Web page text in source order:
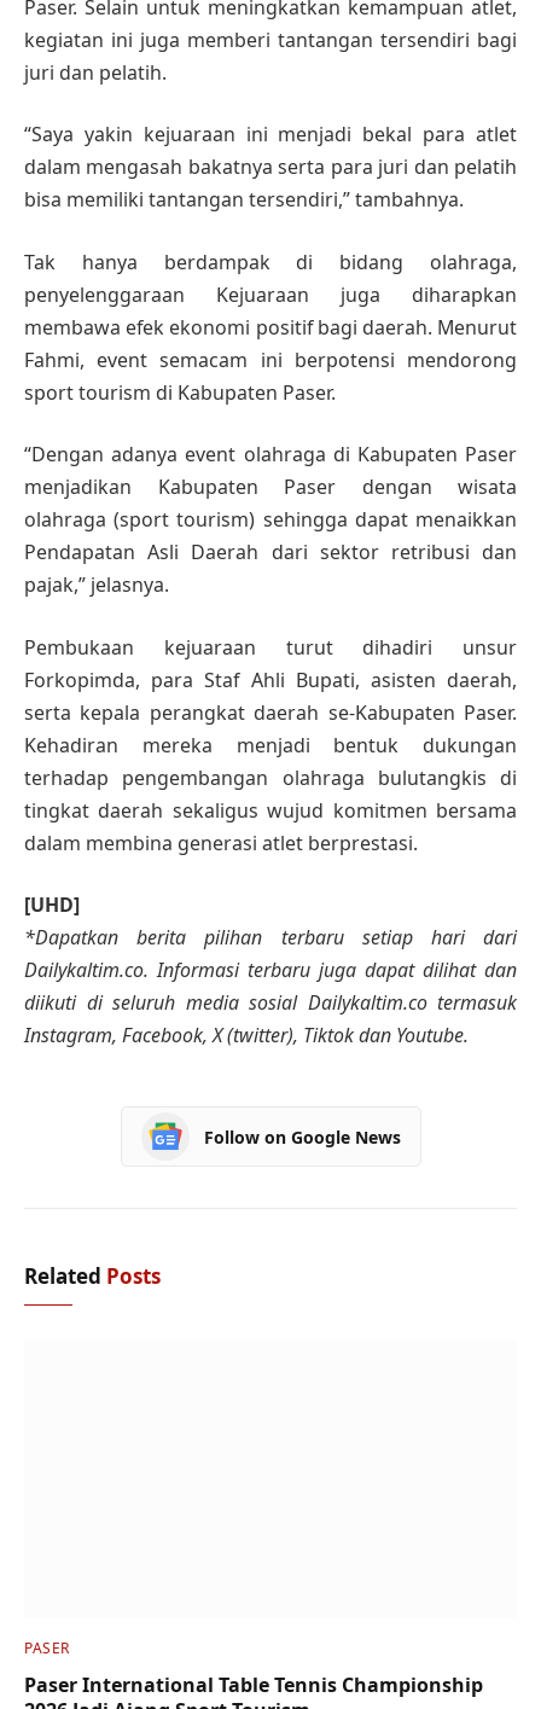
Paser. Selain untuk meningkatkan kemampuan atlet,
kegiatan ini juga memberi tantangan tersendiri bagi
juri dan pelatih.
“Saya yakin kejuaraan ini menjadi bekal para atlet
dalam mengasah bakatnya serta para juri dan pelatih
bisa memiliki tantangan tersendiri,” tambahnya.
Tak hanya berdampak di bidang olahraga,
penyelenggaraan Kejuaraan juga diharapkan
membawa efek ekonomi positif bagi daerah. Menurut
Fahmi, event semacam ini berpotensi mendorong
sport tourism di Kabupaten Paser.
“Dengan adanya event olahraga di Kabupaten Paser
menjadikan Kabupaten Paser dengan wisata
olahraga (sport tourism) sehingga dapat menaikkan
Pendapatan Asli Daerah dari sektor retribusi dan
pajak,” jelasnya.
Pembukaan kejuaraan turut dihadiri unsur
Forkopimda, para Staf Ahli Bupati, asisten daerah,
serta kepala perangkat daerah se-Kabupaten Paser.
Kehadiran mereka menjadi bentuk dukungan
terhadap pengembangan olahraga bulutangkis di
tingkat daerah sekaligus wujud komitmen bersama
dalam membina generasi atlet berprestasi.
[UHD]
*Dapatkan berita pilihan terbaru setiap hari dari
Dailykaltim.co. Informasi terbaru juga dapat dilihat dan
diikuti di seluruh media sosial Dailykaltim.co termasuk
Instagram, Facebook, X (twitter), Tiktok dan Youtube.
Follow on Google News
Related Posts
PASER
Paser International Table Tennis Championship